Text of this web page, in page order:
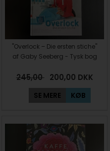
"Overlock – Die ersten stiche"
af Gaby Seeberg - Tysk bog
245,00 200,00 DKK
SE MERE KØB